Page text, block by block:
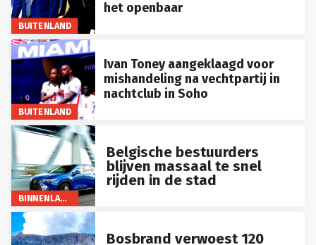
BUITENLAND
BUITENLAND
Ivan Toney aangeklaagd voor
mishandeling na vechtpartij in
nachtclub in Soho
BINNENLAND
Belgische bestuurders
blijven massaal te snel
rijden in de stad
Bosbrand verwoest 120